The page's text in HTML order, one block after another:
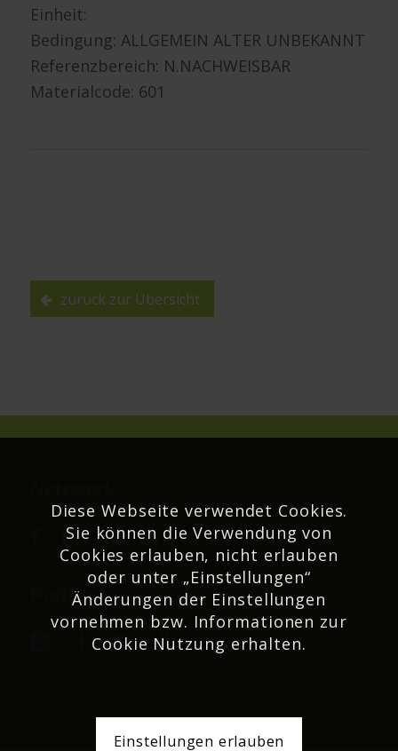
Einheit:
Bedingung: ALLGEMEIN ALTER UNBEKANNT
Referenzbereich: N.NACHWEISBAR
Materialcode: 601
zurück zur Übersicht
Podcast
Diese Webseite verwendet Cookies.
Sie können die Verwendung von
Cookies erlauben, nicht erlauben
oder unter „Einstellungen“
Änderungen der Einstellungen
vornehmen bzw. Informationen zur
Cookie Nutzung erhalten.
Einstellungen erlauben